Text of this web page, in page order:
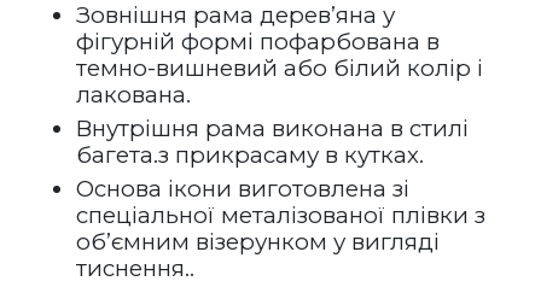
Зовнішня
фігурній формі пофарбована в
темно-вишневий або білий колір і
лакована.
Внутрішня рама виконана в стилі
багета.з прикрасаму в кутках.
Основа ікони виготовлена зі
спеціальної металізованої плівки з
об’ємним візерунком у вигляді
тиснення..